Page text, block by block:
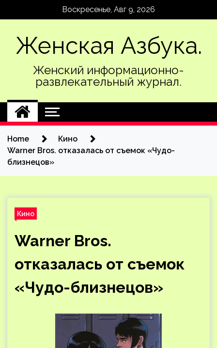
Воскресенье, Авг 9, 2026
Женская Азбука.
Женский информационно-
развлекательный журнал.
Home
Кино
Warner Bros. отказалась от съемок «Чудо-
близнецов»
Кино
Warner Bros.
отказалась от съемок
«Чудо-близнецов»